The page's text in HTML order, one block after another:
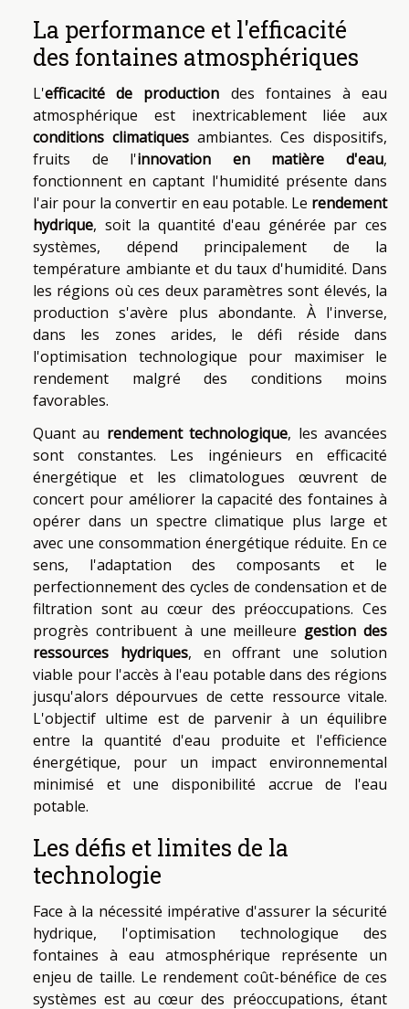
La performance et l'efficacité
des fontaines atmosphériques
L'efficacité de production des fontaines à eau
atmosphérique est inextricablement liée aux
conditions climatiques ambiantes. Ces dispositifs,
fruits de l'innovation en matière d'eau,
fonctionnent en captant l'humidité présente dans
l'air pour la convertir en eau potable. Le rendement
hydrique, soit la quantité d'eau générée par ces
systèmes, dépend principalement de la
température ambiante et du taux d'humidité. Dans
les régions où ces deux paramètres sont élevés, la
production s'avère plus abondante. À l'inverse,
dans les zones arides, le défi réside dans
l'optimisation technologique pour maximiser le
rendement malgré des conditions moins
favorables.
Quant au rendement technologique, les avancées
sont constantes. Les ingénieurs en efficacité
énergétique et les climatologues œuvrent de
concert pour améliorer la capacité des fontaines à
opérer dans un spectre climatique plus large et
avec une consommation énergétique réduite. En ce
sens, l'adaptation des composants et le
perfectionnement des cycles de condensation et de
filtration sont au cœur des préoccupations. Ces
progrès contribuent à une meilleure gestion des
ressources hydriques, en offrant une solution
viable pour l'accès à l'eau potable dans des régions
jusqu'alors dépourvues de cette ressource vitale.
L'objectif ultime est de parvenir à un équilibre
entre la quantité d'eau produite et l'efficience
énergétique, pour un impact environnemental
minimisé et une disponibilité accrue de l'eau
potable.
Les défis et limites de la
technologie
Face à la nécessité impérative d'assurer la sécurité
hydrique, l'optimisation technologique des
fontaines à eau atmosphérique représente un
enjeu de taille. Le rendement coût-bénéfice de ces
systèmes est au cœur des préoccupations, étant